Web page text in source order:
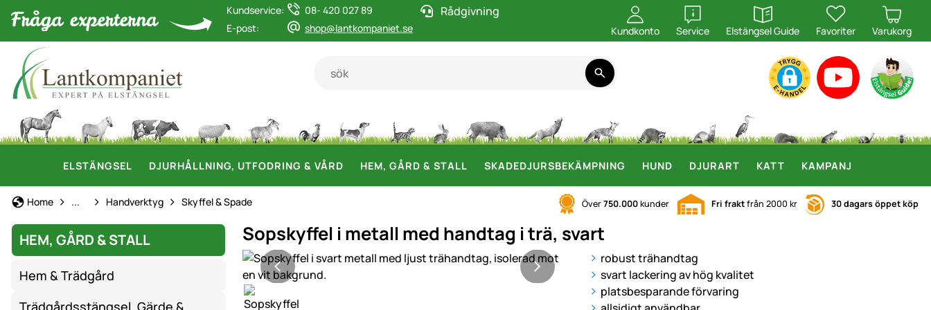
Kundservice:
08- 420 027 89
E-post:
shop@lantkompaniet.se
Rådgivning
Kundkonto Service
öppna
Elstängsel Guide
öppna
Favoriter Varukorg
ELSTÄNGSEL DJURHÅLLNING, UTFODRING & VÅRD HEM, GÅRD & STALL SKADEDJURSBEKÄMPNING HUND DJURART KATT KAMPANJ
Home Verktyg & Verkstad
... Handverktyg Skyffel & Spade Över750.000kunder Fri fraktfrån 2000 kr 30 dagars öppet köp
HEM, GÅRD & STALL
Hem & Trädgård
Trädgårdsstängsel, Gärde &
Sopskyffel i metall med handtag i trä, svart
Produktgaleri
robust trähandtag
svart lackering av hög kvalitet
platsbesparande förvaring